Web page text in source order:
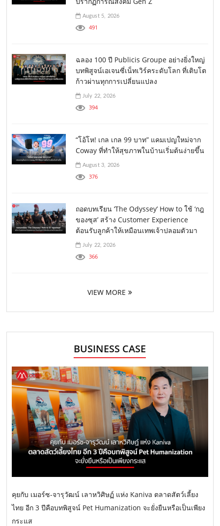
August 5, 2026
491
ฉลอง 100 ปี Publicis Groupe อย่างยิ่งใหญ่
บทพิสูจน์เอเจนซี่เน็ทเวิร์คระดับโลก ที่เติบโต
ก้าวผ่านทุกการเปลี่ยนแปลง
July 22, 2026
394
“โอ้โห! เกล เกล 99 บาท” แคมเปญใหม่จาก
Coway ที่ทำให้สุขภาพในบ้านเริ่มต้นง่ายขึ้น
August 3, 2026
376
ถอดบทเรียน ‘The Odyssey’ How to ใช้ ‘กฎ
ของซุส’ สร้าง Customer Experience
ต้อนรับลูกค้าให้เหมือนเทพเจ้าปลอมตัวมา
July 22, 2026
366
VIEW MORE
BUSINESS CASE
คุยกับ เมอร์ซ-จารุวัฒน์ เลาหวิศิษฏ์ แห่ง Kaniva ตลาดสัตว์เลี้ยง
ไทย อีก 3 ปีคือบทพิสูจน์ Pet Humanization จะยั่งยืนหรือเป็นเพียง
กระแส